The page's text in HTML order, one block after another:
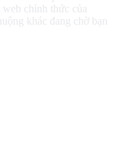
chính thức của
khác đang chờ bạn